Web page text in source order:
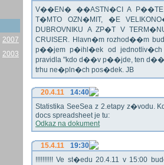
2007
2003
V��EN� ��ASTN�CI A
T�MTO OZN�MIT, �E
DUBROVNIKU A ZP�T V
CRUISER. Hlavn�m rozhod��m
p��jem p�ihl�ek od
pravidla "kdo d��v p��jde, ten
trhu ne�pln�ch pos�dek. JB
20.4.11
14:40
Statistika SeeSea z 2.etapy z�vodu.
docs spreadsheet je tu:
Odkaz na dokument
15.4.11
19:30
!!!!!!!!!! Ve st�edu 20.4.11 v 15:00